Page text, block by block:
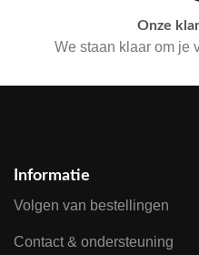
Onze
We staan klaar om je
Informatie
Volgen van bestellingen
Contact & ondersteuning